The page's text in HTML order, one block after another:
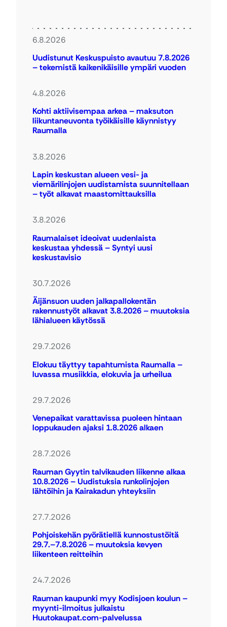
6.8.2026
Uudistunut Keskuspuisto avautuu 7.8.2026
– tekemistä kaikenikäisille ympäri vuoden
4.8.2026
Kohti aktiivisempaa arkea – maksuton
liikuntaneuvonta työikäisille käynnistyy
Raumalla
3.8.2026
Lapin keskustan alueen vesi- ja
viemärilinjojen uudistamista suunnitellaan
– työt alkavat maastomittauksilla
3.8.2026
Raumalaiset ideoivat uudenlaista
keskustaa yhdessä – Syntyi uusi
keskustavisio
30.7.2026
Äijänsuon uuden jalkapallokentän
rakennustyöt alkavat 3.8.2026 – muutoksia
lähialueen käytössä
29.7.2026
Elokuu täyttyy tapahtumista Raumalla –
luvassa musiikkia, elokuvia ja urheilua
29.7.2026
Venepaikat varattavissa puoleen hintaan
loppukauden ajaksi 1.8.2026 alkaen
28.7.2026
Rauman Gyytin talvikauden liikenne alkaa
10.8.2026 – Uudistuksia runkolinjojen
lähtöihin ja Kairakadun yhteyksiin
27.7.2026
Pohjoiskehän pyörätiellä kunnostustöitä
29.7.–7.8.2026 – muutoksia kevyen
liikenteen reitteihin
24.7.2026
Rauman kaupunki myy Kodisjoen koulun –
myynti-ilmoitus julkaistu
Huutokaupat.com-palvelussa